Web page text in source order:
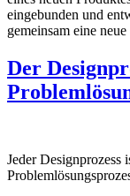
eingebunden und
gemeinsam eine
Der
Jeder Designprozess